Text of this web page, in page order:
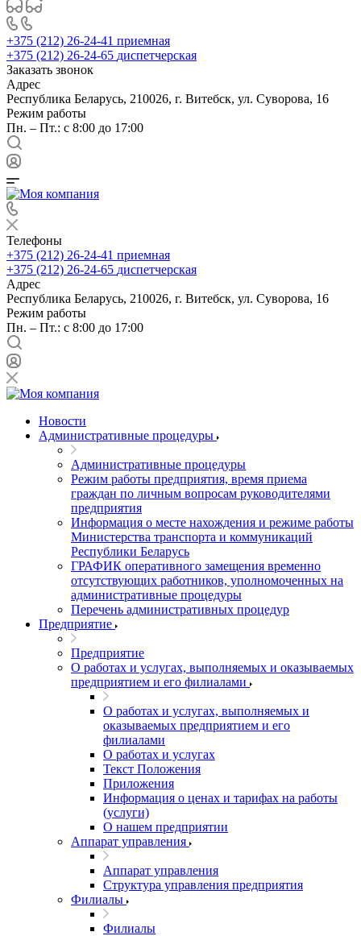
+375 (212) 26-24-41 приемная
+375 (212) 26-24-65 диспетчерская
Заказать звонок
Адрес
Республика Беларусь, 210026, г. Витебск, ул. Суворова, 16
Режим работы
Пн. – Пт.: с 8:00 до 17:00
Телефоны
+375 (212) 26-24-41 приемная
+375 (212) 26-24-65 диспетчерская
Адрес
Республика Беларусь, 210026, г. Витебск, ул. Суворова, 16
Режим работы
Пн. – Пт.: с 8:00 до 17:00
Новости
Административные процедуры
Административные процедуры
Режим работы предприятия, время приема
граждан по личным вопросам руководителями
предприятия
Информация о месте нахождения и режиме работы
Министерства транспорта и коммуникаций
Республики Беларусь
ГРАФИК оперативного замещения временно
отсутствующих работников, уполномоченных на
административные процедуры
Перечень административных процедур
Предприятие
Предприятие
О работах и услугах, выполняемых и оказываемых
предприятием и его филиалами
О работах и услугах, выполняемых и
оказываемых предприятием и его
филиалами
О работах и услугах
Текст Положения
Приложения
Информация о ценах и тарифах на работы
(услуги)
О нашем предприятии
Аппарат управления
Аппарат управления
Структура управления предприятия
Филиалы
Филиалы